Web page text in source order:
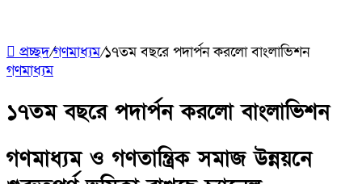
প্রচ্ছদ/গণমাধ্যম/১৭তম বছরে পদার্পন করলো বাংলাভিশন
গণমাধ্যম
১৭তম বছরে পদার্পন করলো বাংলাভিশন
গণমাধ্যম ও গণতান্ত্রিক সমাজ উন্নয়নে